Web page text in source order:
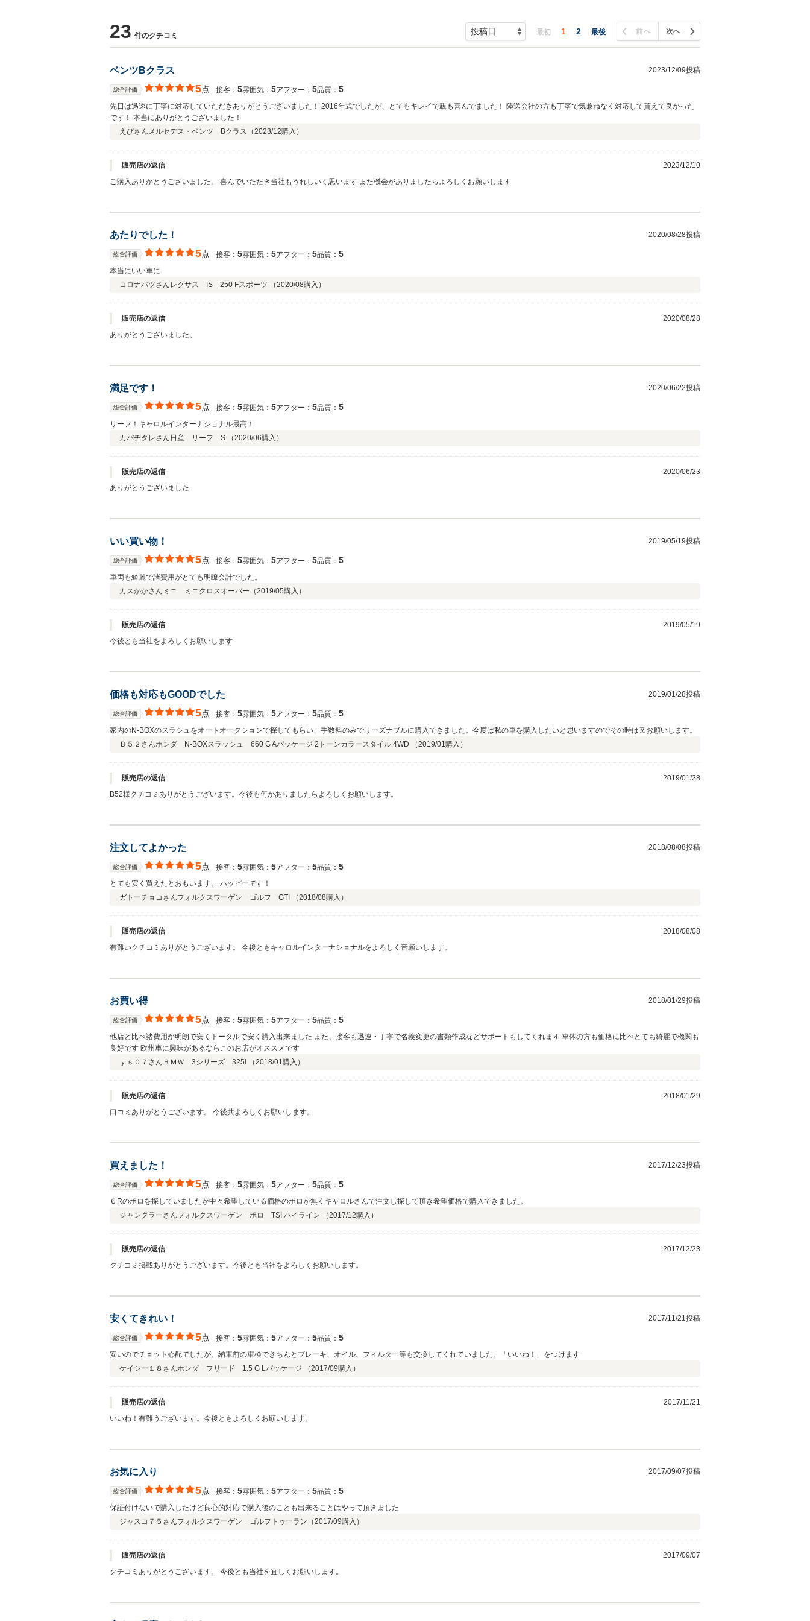
23 件のクチコミ 最初 1 2 最後 前へ 次へ
ベンツBクラス 2023/12/09投稿
総合評価 5点 接客： 5雰囲気： 5アフター： 5品質： 5
先日は迅速に丁寧に対応していただきありがとうございました！ 2016年式でしたが、とてもキレイで親も喜んでました！ 陸送会社の方も丁寧で気兼ねなく対応して貰えて良かった
です！ 本当にありがとうございました！
えびさん メルセデス・ベンツ Bクラス（2023/12購入）
販売店の返信
2023/12/10
ご購入ありがとうございました。 喜んでいただき当社もうれしいく思います また機会がありましたらよろしくお願いします
あたりでした！ 2020/08/28投稿
総合評価 5点 接客： 5雰囲気： 5アフター： 5品質： 5
本当にいい車に
コロナバツさんレクサス IS 250 Fスポーツ （2020/08購入）
販売店の返信
2020/08/28
ありがとうございました。
満足です！ 2020/06/22投稿
総合評価 5点 接客： 5雰囲気： 5アフター： 5品質： 5
リーフ！キャロルインターナショナル最高！
カバチタレさん 日産 リーフ S （2020/06購入）
販売店の返信
2020/06/23
ありがとうございました
いい買い物！ 2019/05/19投稿
総合評価 5点 接客： 5雰囲気： 5アフター： 5品質： 5
車両も綺麗で諸費用がとても明瞭会計でした。
カスかかさん ミニ ミニクロスオーバー（2019/05購入）
販売店の返信
2019/05/19
今後とも当社をよろしくお願いします
価格も対応もGOODでした 2019/01/28投稿
総合評価 5点 接客： 5雰囲気： 5アフター： 5品質： 5
家内のN-BOXのスラシュをオートオークションで探してもらい、手数料のみでリーズナブルに購入できました。今度は私の車を購入したいと思いますのでその時は又お願いします。
Ｂ５２さんホンダ N-BOXスラッシュ 660 G Aパッケージ 2トーンカラースタイル 4WD （2019/01購入）
販売店の返信
2019/01/28
B52様クチコミありがとうございます。今後も何かありましたらよろしくお願いします。
注文してよかった 2018/08/08投稿
総合評価 5点 接客： 5雰囲気： 5アフター： 5品質： 5
とても安く買えたとおもいます。 ハッピーです！
ガトーチョコさんフォルクスワーゲン ゴルフ GTI （2018/08購入）
販売店の返信
2018/08/08
有難いクチコミありがとうございます。 今後ともキャロルインターナショナルをよろしく音願いします。
お買い得 2018/01/29投稿
総合評価 5点 接客： 5雰囲気： 5アフター： 5品質： 5
他店と比べ諸費用が明朗で安くトータルで安く購入出来ました また、接客も迅速・丁寧で名義変更の書類作成などサポートもしてくれます 車体の方も価格に比べとても綺麗で機関も
良好です 欧州車に興味があるならこのお店がオススメです
ｙｓ０７さん ＢＭＷ 3シリーズ 325i （2018/01購入）
販売店の返信
2018/01/29
口コミありがとうございます。 今後共よろしくお願いします。
買えました！ 2017/12/23投稿
総合評価 5点 接客： 5雰囲気： 5アフター： 5品質： 5
６Rのポロを探していましたが中々希望している価格のポロが無くキャロルさんで注文し探して頂き希望価格で購入できました。
ジャングラーさんフォルクスワーゲン ポロ TSI ハイライン （2017/12購入）
販売店の返信
2017/12/23
クチコミ掲載ありがとうございます。今後とも当社をよろしくお願いします。
安くてきれい！ 2017/11/21投稿
総合評価 5点 接客： 5雰囲気： 5アフター： 5品質： 5
安いのでチョット心配でしたが、納車前の車検できちんとブレーキ、オイル、フィルター等も交換してくれていました。「いいね！」をつけます
ケイシー１８さんホンダ フリード 1.5 G Lパッケージ （2017/09購入）
販売店の返信
2017/11/21
いいね！有難うございます。今後ともよろしくお願いします。
お気に入り 2017/09/07投稿
総合評価 5点 接客： 5雰囲気： 5アフター： 5品質： 5
保証付けないで購入したけど良心的対応で購入後のことも出来ることはやって頂きました
ジャスコ７５さんフォルクスワーゲン ゴルフトゥーラン（2017/09購入）
販売店の返信
2017/09/07
クチコミありがとうございます。 今後とも当社を宜しくお願いします。